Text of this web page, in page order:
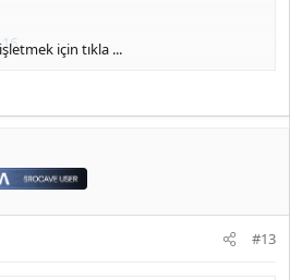
için tıkla ...
#13